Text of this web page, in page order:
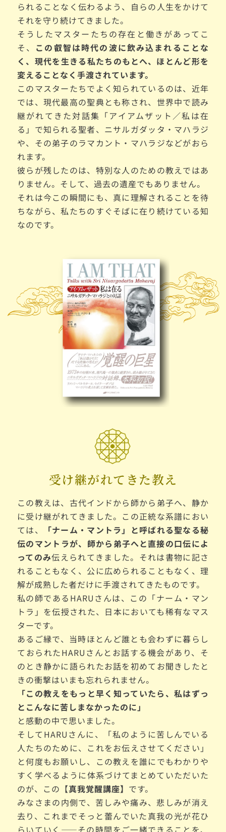
られることなく伝わるよう、自らの人生をかけて
それを守り続けてきました。
そうしたマスターたちの存在と働きがあってこ
そ、 この叡智は時代の波に飲み込まれることな
く、現代を生きる私たちのもとへ、ほとんど形を
変えることなく手渡されています。
このマスターたちでよく知られているのは、近年
では、現代最高の聖典とも称され、世界中で読み
継がれてきた対話集「アイアムザット／私は在
る」で知られる聖者、ニサルガダッタ・マハラジ
や、その弟子のラマカント・マハラジなどがおら
れます。
彼らが残したのは、特別な人のための教えではあ
りません。そして、過去の遺産でもありません。
それは今この瞬間にも、真に理解されることを待
ちながら、私たちのすぐそばに在り続けている知
なのです。
受け継がれてきた教え
この教えは、古代インドから師から弟子へ、静か
に受け継がれてきました。この正統な系譜におい
ては、
「ナーム・マントラ」と呼ばれる聖なる秘
伝のマントラが、師から弟子へと直接の口伝によ
ってのみ伝えられてきました。それは書物に記さ
れることもなく、公に広められることもなく、理
解が成熟した者だけに手渡されてきたものです。
私の師であるHARUさんは、この「ナーム・マン
トラ」を伝授された、日本においても稀有なマス
ターです。
あるご縁で、当時ほとんど誰とも会わずに暮らし
ておられたHARUさんとお話する機会があり、そ
のとき静かに語られたお話を初めてお聞きしたと
きの衝撃はいまも忘れられません。
「この教えをもっと早く知っていたら、私はずっ
とこんなに苦しまなかったのに」
と感動の中で思いました。
そしてHARUさんに、「私のように苦しんでいる
人たちのために、これをお伝えさせてください」
と何度もお願いし、この教えを誰にでもわかりや
すく学べるように体系づけてまとめて いただいた
のが、 この【真我覚醒講座】 です。
みなさまの内側で、苦しみや痛み、悲しみが消え
去り、これまでそっと蕾んでいた真我の光が花ひ